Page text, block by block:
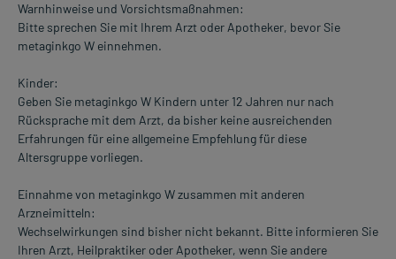
Warnhinweise und Vorsichtsmaßnahmen:
Bitte sprechen Sie mit Ihrem Arzt oder Apotheker, bevor Sie
metaginkgo W einnehmen.
Kinder:
Geben Sie metaginkgo W Kindern unter 12 Jahren nur nach
Rücksprache mit dem Arzt, da bisher keine ausreichenden
Erfahrungen für eine allgemeine Empfehlung für diese
Altersgruppe vorliegen.
Einnahme von metaginkgo W zusammen mit anderen
Arzneimitteln:
Wechselwirkungen sind bisher nicht bekannt. Bitte informieren Sie
Ihren Arzt, Heilpraktiker oder Apotheker, wenn Sie andere